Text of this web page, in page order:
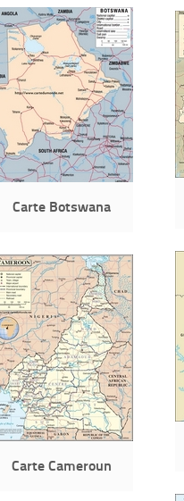
Carte Botswana
Carte Cameroun